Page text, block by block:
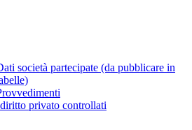
società partecipate (da pubblicare in
privato controllati